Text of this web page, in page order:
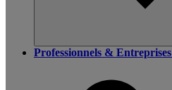
Professionnels & Entreprises